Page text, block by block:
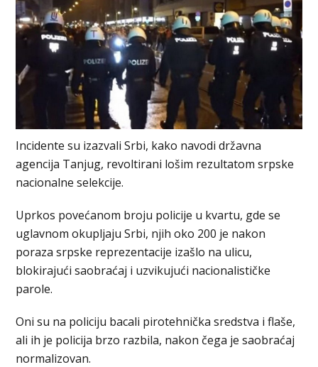
Incidente su izazvali Srbi, kako navodi državna
agencija Tanjug, revoltirani lošim rezultatom srpske
nacionalne selekcije.
Uprkos povećanom broju policije u kvartu, gde se
uglavnom okupljaju Srbi, njih oko 200 je nakon
poraza srpske reprezentacije izašlo na ulicu,
blokirajući saobraćaj i uzvikujući nacionalističke
parole.
Oni su na policiju bacali pirotehnička sredstva i flaše,
ali ih je policija brzo razbila, nakon čega je saobraćaj
normalizovan.